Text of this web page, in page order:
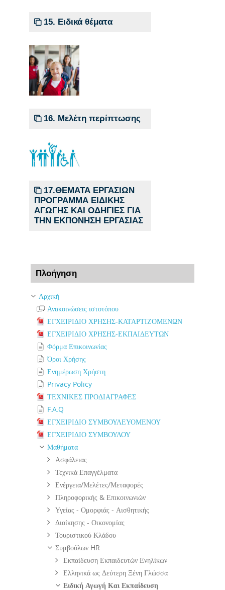
15. Ειδικά θέματα
16. Μελέτη περίπτωσης
17.ΘΕΜΑΤΑ ΕΡΓΑΣΙΩΝ
ΠΡΟΓΡΑΜΜΑ ΕΙΔΙΚΗΣ
ΑΓΩΓΗΣ ΚΑΙ ΟΔΗΓΙΕΣ ΓΙΑ
ΤΗΝ ΕΚΠΟΝΗΣΗ ΕΡΓΑΣΙΑΣ
Πλοήγηση
Αρχική
Ανακοινώσεις ιστοτόπου
ΕΓΧΕΙΡΙΔΙΟ ΧΡΗΣΗΣ-ΚΑΤΑΡΤΙΖΟΜΕΝΩΝ
ΕΓΧΕΙΡΙΔΙΟ ΧΡΗΣΗΣ-ΕΚΠΑΙΔΕΥΤΩΝ
Φόρμα Επικοινωνίας
Όροι Χρήσης
Ενημέρωση Χρήστη
Privacy Policy
ΤΕΧΝΙΚΕΣ ΠΡΟΔΙΑΓΡΑΦΕΣ
F.A.Q
ΕΓΧΕΙΡΙΔΙΟ ΣΥΜΒΟΥΛΕΥΟΜΕΝΟΥ
ΕΓΧΕΙΡΙΔΙΟ ΣΥΜΒΟΥΛΟΥ
Μαθήματα
Ασφάλειας
Τεχνικά Επαγγέλματα
Ενέργεια/Μελέτες/Μεταφορές
Πληροφορικής & Επικοινωνιών
Υγείας - Ομορφιάς - Αισθητικής
Διοίκησης - Οικονομίας
Τουριστικού Κλάδου
Συμβούλων HR
Εκπαίδευση Εκπαιδευτών Ενηλίκων
Ελληνικά ως Δεύτερη Ξένη Γλώσσα
Ειδική Αγωγή Και Εκπαίδευση